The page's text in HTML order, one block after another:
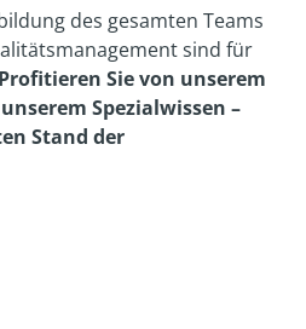
des gesamten Teams
sind für
Profitieren Sie von unserem
Spezialwissen –
Stand der